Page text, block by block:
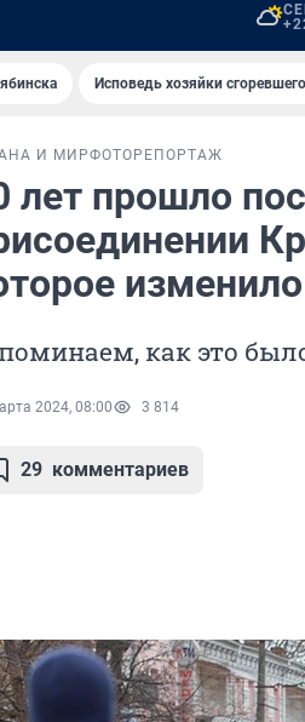
Исповедь хозяйки
И МИРФОТОРЕПОРТАЖ
лет прошло
как это
2024, 08:00 3 814
29 комментариев